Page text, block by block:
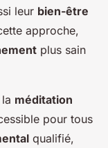
leur bien-être
approche,
plus sain
méditation
pour tous
qualifié,